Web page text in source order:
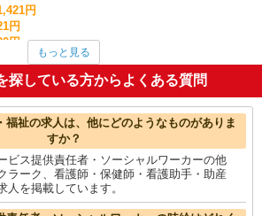
円
円
円
シャルワーカー1,409円
円
給を見る
もっと見る
探している方からよくある質問
福祉の求人は、他にどのようなものがありま
すか？
ビス提供責任者・ソーシャルワーカーの他
ラーク、看護師・保健師・看護助手・助産
を掲載しています。